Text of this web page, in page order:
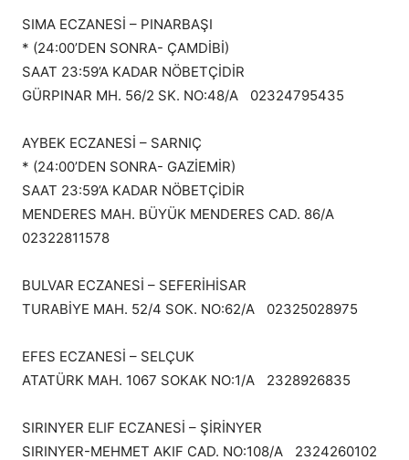
SIMA ECZANESİ – PINARBAŞI
* (24:00’DEN SONRA- ÇAMDİBİ)
SAAT 23:59’A KADAR NÖBETÇİDİR
GÜRPINAR MH. 56/2 SK. NO:48/A 02324795435
AYBEK ECZANESİ – SARNIÇ
* (24:00’DEN SONRA- GAZİEMİR)
SAAT 23:59’A KADAR NÖBETÇİDİR
MENDERES MAH. BÜYÜK MENDERES CAD. 86/A
02322811578
BULVAR ECZANESİ – SEFERİHİSAR
TURABİYE MAH. 52/4 SOK. NO:62/A 02325028975
EFES ECZANESİ – SELÇUK
ATATÜRK MAH. 1067 SOKAK NO:1/A 2328926835
SIRINYER ELIF ECZANESİ – ŞİRİNYER
SIRINYER-MEHMET AKIF CAD. NO:108/A 2324260102